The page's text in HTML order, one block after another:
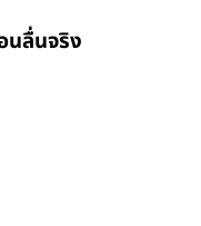
นลื่นจริง